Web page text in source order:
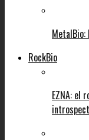
MetalBio:
RockBio
EZNA: el